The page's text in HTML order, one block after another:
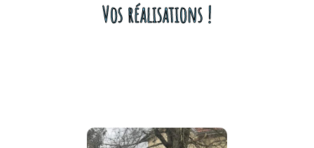
Vos réalisations !